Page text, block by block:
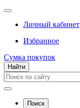
Личный кабинет
Избранное
Сумка покупок
Найти
Поиск